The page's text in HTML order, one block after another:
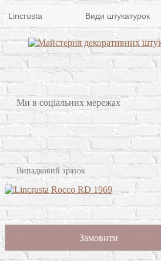
Lincrusta Види штукатурок
Ми в соціальних мережах
Випадковий зразок
Замовити